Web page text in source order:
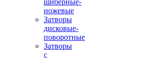
шиберные-
ножевые
Затворы
дисковые-
поворотные
Затворы
с